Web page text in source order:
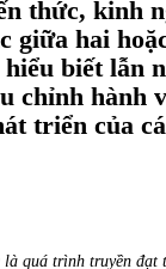
thức, kinh
giữa hai
biết lẫn
chỉnh hành
triển của
là quá trình truyền